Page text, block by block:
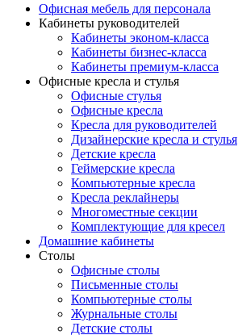
Офисная мебель для персонала
Кабинеты руководителей
Кабинеты эконом-класса
Кабинеты бизнес-класса
Кабинеты премиум-класса
Офисные кресла и стулья
Офисные стулья
Офисные кресла
Кресла для руководителей
Дизайнерские кресла и стулья
Детские кресла
Геймерские кресла
Компьютерные кресла
Кресла реклайнеры
Многоместные секции
Комплектующие для кресел
Домашние кабинеты
Столы
Офисные столы
Письменные столы
Компьютерные столы
Журнальные столы
Детские столы